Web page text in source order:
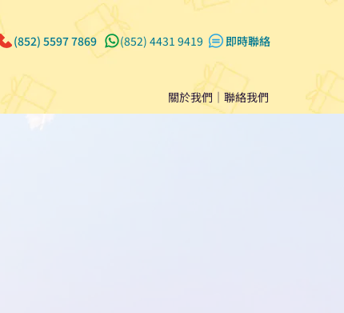
(852) 5597 7869 (852) 4431 9419 ​即時聯絡
關於我們 ｜聯絡我們